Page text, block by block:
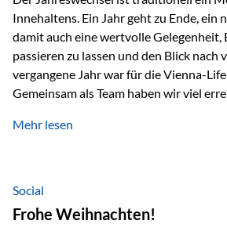
Innehaltens. Ein Jahr geht zu Ende, ein
damit auch eine wertvolle Gelegenheit,
passieren zu lassen und den Blick nach
vergangene Jahr war für die Vienna-
Gemeinsam als Team haben wir viel
Veranstaltungen wie der
starkes Miteinander ist. Neben diesen
Erlebnissen konnten wir…
Mehr lesen
Social
Frohe Weihnachten!